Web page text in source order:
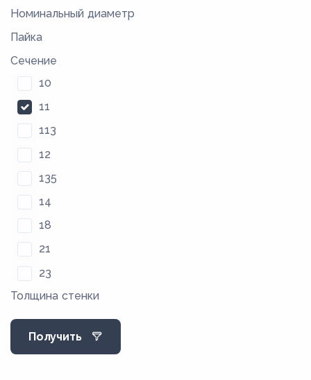
Номинальный диаметр
Пайка
Сечение
10
11
113
12
135
14
18
21
23
29
35
36
Толщина стенки
Получить